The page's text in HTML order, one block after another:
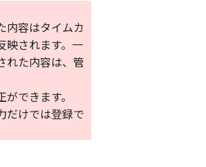
内容はタイムカ
映されます。一
れた内容は、管
できます。
だけでは登録で